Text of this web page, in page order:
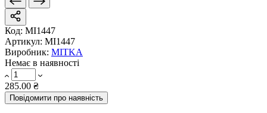
Код: MI1447
Артикул: MI1447
Виробник: MITKA
Немає в наявності
285.00 ₴
Повідомити про наявність